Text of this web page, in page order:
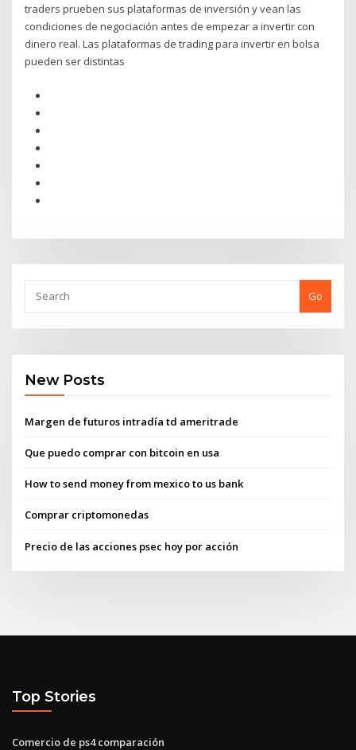
traders prueben sus plataformas de inversión y vean las
condiciones de negociación antes de empezar a invertir con
dinero real. Las plataformas de trading para invertir en bolsa
pueden ser distintas
Go
New Posts
Margen de futuros intradía td ameritrade
Que puedo comprar con bitcoin en usa
How to send money from mexico to us bank
Comprar criptomonedas
Precio de las acciones psec hoy por acción
Top Stories
Comercio de ps4 comparación